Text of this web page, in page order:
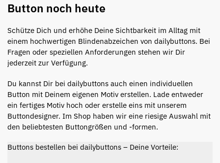
Button noch heute
Schütze Dich und erhöhe Deine Sichtbarkeit im Alltag mit
einem hochwertigen Blindenabzeichen von dailybuttons. Bei
Fragen oder speziellen Anforderungen stehen wir Dir
jederzeit zur Verfügung.
Du kannst Dir bei dailybuttons auch einen individuellen
Button mit Deinem eigenen Motiv erstellen. Lade entweder
ein fertiges Motiv hoch oder erstelle eins mit unserem
Buttondesigner. Im Shop haben wir eine riesige Auswahl mit
den beliebtesten Buttongrößen und -formen.
Buttons bestellen bei dailybuttons – Deine Vorteile: